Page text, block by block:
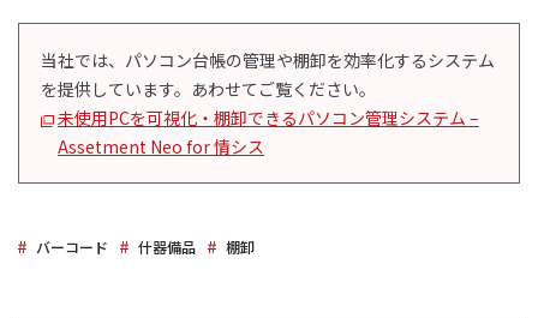
当社では、パソコン台帳の管理や棚卸を効率化するシステム
を提供しています。あわせてご覧ください。
未使用PCを可視化・棚卸できるパソコン管理システム –
Assetment Neo for 情シス
バーコード 什器備品 棚卸